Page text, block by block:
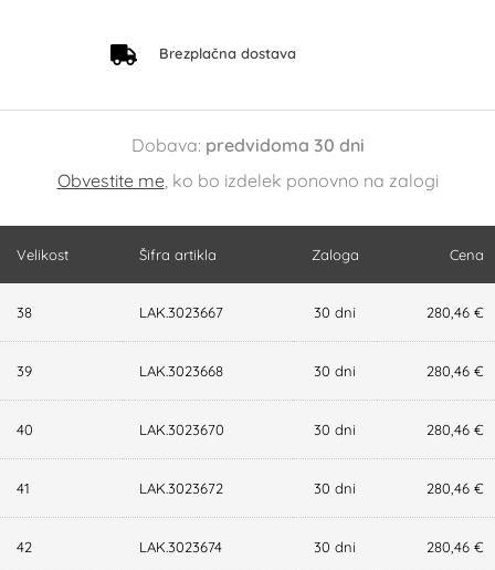
Brezplačna dostava
Dobava: predvidoma 30 dni
Obvestite me, ko bo izdelek ponovno na zalogi
Velikost Šifra artikla Zaloga Cena
38 LAK.3023667 30 dni 280,46 €
39 LAK.3023668 30 dni 280,46 €
40 LAK.3023670 30 dni 280,46 €
41 LAK.3023672 30 dni 280,46 €
42 LAK.3023674 30 dni 280,46 €